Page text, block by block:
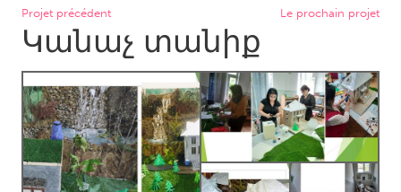
WORLDWIDE
Conservation and Climate
Disability
ARMENIA
Javakhk
Yerevan
Projet précédent Le prochain projet
Կանաչ տանիք